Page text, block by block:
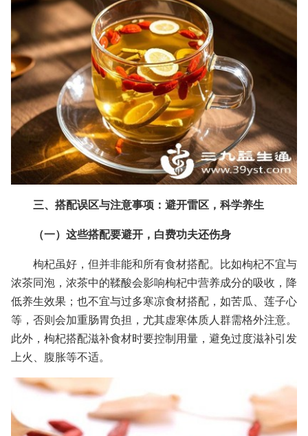
三、搭配误区与注意事项：避开雷区，科学养生
（一）这些搭配要避开，白费功夫还伤身
枸杞虽好，但并非能和所有食材搭配。比如枸杞不宜与
浓茶同泡，浓茶中的鞣酸会影响枸杞中营养成分的吸收，降
低养生效果；也不宜与过多寒凉食材搭配，如苦瓜、莲子心
等，否则会加重肠胃负担，尤其虚寒体质人群需格外注意。
此外，枸杞搭配滋补食材时要控制用量，避免过度滋补引发
上火、腹胀等不适。